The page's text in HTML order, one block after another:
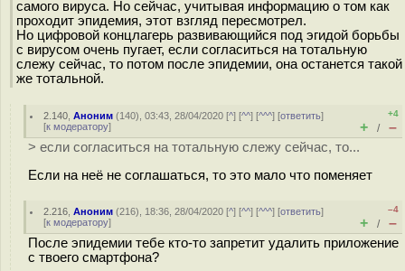
самого вируса. Но сейчас, учитывая информацию о том как
проходит эпидемия, этот взгляд пересмотрел.
Но цифровой концлагерь развивающийся под эгидой борьбы
с вирусом очень пугает, если согласиться на тотальную
слежу сейчас, то потом после эпидемии, она останется такой
же тотальной.
2.140 ,Аноним (140), 03:43, 28/04/2020 [^] [^^] [^^^] [ответить]
[к модератору]
+4
+ / –
> если согласиться на тотальную слежу сейчас, то...
Если на неё не соглашаться, то это мало что поменяет
2.216 ,Аноним (216), 18:36, 28/04/2020 [^] [^^] [^^^] [ответить]
[к модератору]
–4
+ / –
После эпидемии тебе кто-то запретит удалить приложение
с твоего смартфона?